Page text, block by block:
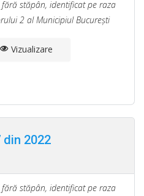
stăpân, identificat pe raza
2 al Municipiul Bucureşti
Vizualizare
din 2022
stăpân, identificat pe raza